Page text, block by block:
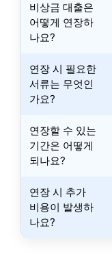
비상금 대출은
어떻게 연장하
나요?
연장 시 필요한
서류는 무엇인
가요?
연장할 수 있는
기간은 어떻게
되나요?
연장 시 추가
비용이 발생하
나요?